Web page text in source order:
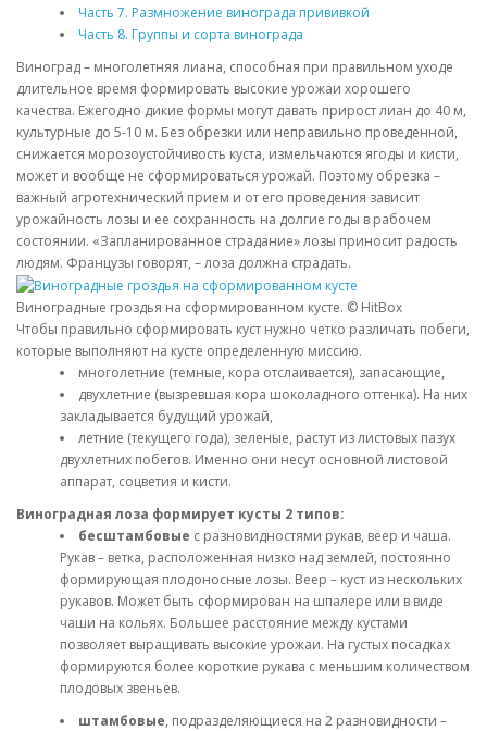
Часть 7. Размножение винограда прививкой
Часть 8. Группы и сорта винограда
Виноград – многолетняя лиана, способная при правильном уходе
длительное время формировать высокие урожаи хорошего
качества. Ежегодно дикие формы могут давать прирост лиан до 40 м,
культурные до 5-10 м. Без обрезки или неправильно проведенной,
снижается морозоустойчивость куста, измельчаются ягоды и кисти,
может и вообще не сформироваться урожай. Поэтому обрезка –
важный агротехнический прием и от его проведения зависит
урожайность лозы и ее сохранность на долгие годы в рабочем
состоянии. «Запланированное страдание» лозы приносит радость
людям. Французы говорят, – лоза должна страдать.
Виноградные гроздья на сформированном кусте. © HitBox
Чтобы правильно сформировать куст нужно четко различать побеги,
которые выполняют на кусте определенную миссию.
многолетние (темные, кора отслаивается), запасающие,
двухлетние (вызревшая кора шоколадного оттенка). На них
закладывается будущий урожай,
летние (текущего года), зеленые, растут из листовых пазух
двухлетних побегов. Именно они несут основной листовой
аппарат, соцветия и кисти.
Виноградная лоза формирует кусты 2 типов:
бесштамбовые с разновидностями рукав, веер и чаша.
Рукав – ветка, расположенная низко над землей, постоянно
формирующая плодоносные лозы. Веер – куст из нескольких
рукавов. Может быть сформирован на шпалере или в виде
чаши на кольях. Большее расстояние между кустами
позволяет выращивать высокие урожаи. На густых посадках
формируются более короткие рукава с меньшим количеством
плодовых звеньев.
штамбовые, подразделяющиеся на 2 разновидности –